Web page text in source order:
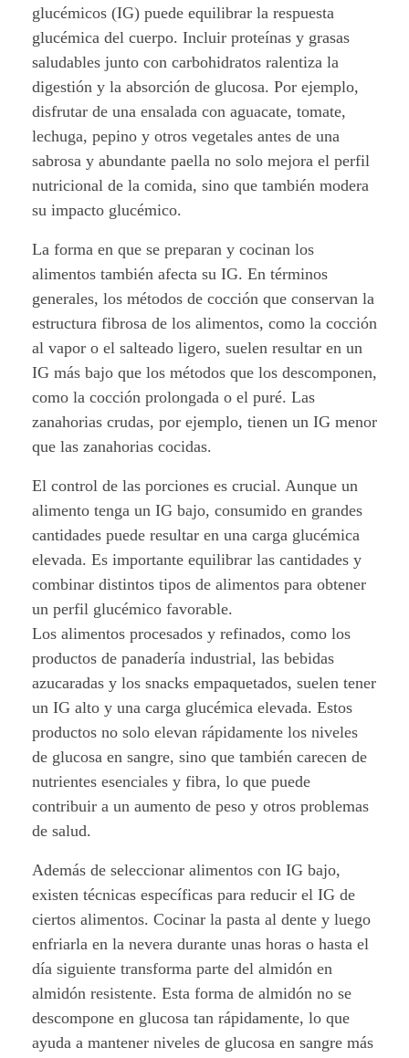
,
v
i
d
a
s
a
l
u
d
a
b
l
e
.
glucémicos (IG) puede equilibrar la respuesta
glucémica del cuerpo. Incluir proteínas y grasas
saludables junto con carbohidratos ralentiza la
digestión y la absorción de glucosa. Por ejemplo,
disfrutar de una ensalada con aguacate, tomate,
lechuga, pepino y otros vegetales antes de una
sabrosa y abundante paella no solo mejora el perfil
nutricional de la comida, sino que también modera
su impacto glucémico.
La forma en que se preparan y cocinan los
alimentos también afecta su IG. En términos
generales, los métodos de cocción que conservan la
estructura fibrosa de los alimentos, como la cocción
al vapor o el salteado ligero, suelen resultar en un
IG más bajo que los métodos que los descomponen,
como la cocción prolongada o el puré. Las
zanahorias crudas, por ejemplo, tienen un IG menor
que las zanahorias cocidas.
El control de las porciones es crucial. Aunque un
alimento tenga un IG bajo, consumido en grandes
cantidades puede resultar en una carga glucémica
elevada. Es importante equilibrar las cantidades y
combinar distintos tipos de alimentos para obtener
un perfil glucémico favorable.
Los alimentos procesados y refinados, como los
productos de panadería industrial, las bebidas
azucaradas y los snacks empaquetados, suelen tener
un IG alto y una carga glucémica elevada. Estos
productos no solo elevan rápidamente los niveles
de glucosa en sangre, sino que también carecen de
nutrientes esenciales y fibra, lo que puede
contribuir a un aumento de peso y otros problemas
de salud.
Además de seleccionar alimentos con IG bajo,
existen técnicas específicas para reducir el IG de
ciertos alimentos. Cocinar la pasta al dente y luego
enfriarla en la nevera durante unas horas o hasta el
día siguiente transforma parte del almidón en
almidón resistente. Esta forma de almidón no se
descompone en glucosa tan rápidamente, lo que
ayuda a mantener niveles de glucosa en sangre más